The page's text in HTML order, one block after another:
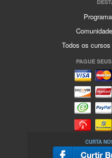
Todos os
PAGUE
CURTA